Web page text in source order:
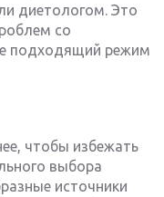
диетологом. Это
со
подходящий режим
чтобы избежать
выбора
источники